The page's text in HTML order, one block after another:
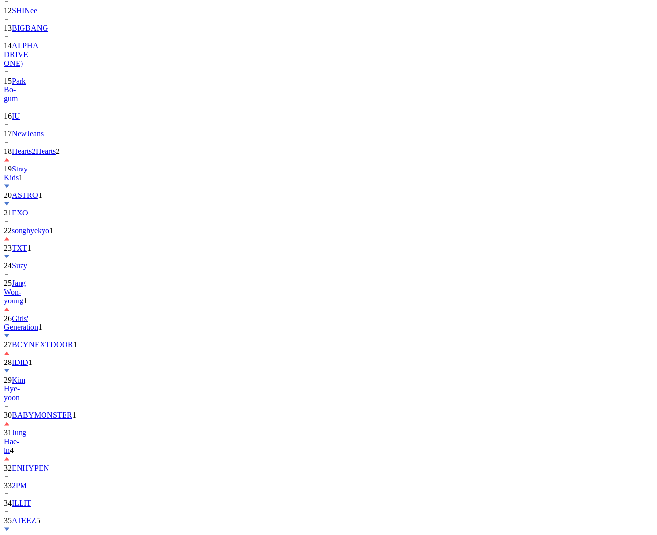
13BIGBANG
14ALPHA
DRIVE
ONE)
15Park
Bo-
gum
16IU
17NewJeans
18Hearts2Hearts
19Stray
Kids
20ASTRO
21EXO
22songhyekyo
23TXT1
24Suzy
25Jang
Won-
young1
26Girls'
Generation
27BOYNEXTDOOR
28IDID1
29Kim
Hye-
yoon
30BABYMONSTER
31Jung
Hae-
in4
32ENHYPEN
332PM
34ILLIT
35ATEEZ
36ZEROBASEONE